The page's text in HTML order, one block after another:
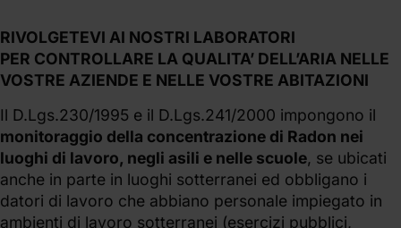
RIVOLGETEVI AI NOSTRI LABORATORI
PER CONTROLLARE LA QUALITA’ DELL’ARIA NELLE
VOSTRE AZIENDE E NELLE VOSTRE ABITAZIONI
Il D.Lgs.230/1995 e il D.Lgs.241/2000 impongono il
monitoraggio della concentrazione di Radon nei
luoghi di lavoro, negli asili e nelle scuole, se ubicati
anche in parte in luoghi sotterranei ed obbligano i
datori di lavoro che abbiano personale impiegato in
ambienti di lavoro sotterranei (esercizi pubblici,